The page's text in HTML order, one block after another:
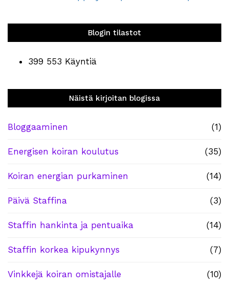
Blogin tilastot
399 553 Käyntiä
Näistä kirjoitan blogissa
Bloggaaminen (1)
Energisen koiran koulutus (35)
Koiran energian purkaminen (14)
Päivä Staffina (3)
Staffin hankinta ja pentuaika (14)
Staffin korkea kipukynnys (7)
Vinkkejä koiran omistajalle (10)